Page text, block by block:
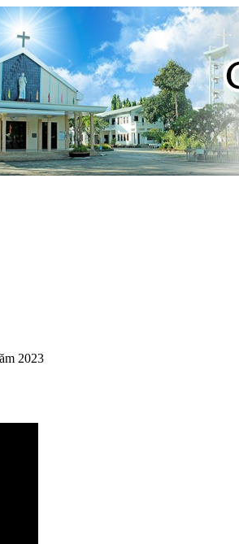
2023